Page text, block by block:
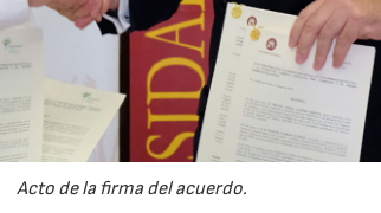
Acto de la firma del acuerdo.